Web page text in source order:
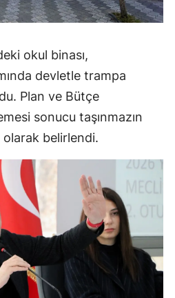
okul binası,
devletle trampa
Plan ve Bütçe
sonucu taşınmazın
belirlendi.